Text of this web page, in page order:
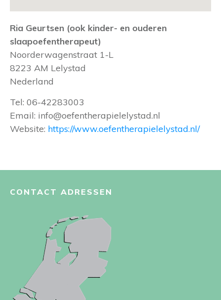
Ria Geurtsen (ook kinder- en ouderen
slaapoefentherapeut)
Noorderwagenstraat 1-L
8223 AM Lelystad
Nederland
Tel: 06-42283003
Email: info@oefentherapielelystad.nl
Website: https://www.oefentherapielelystad.nl/
CONTACT ADRESSEN